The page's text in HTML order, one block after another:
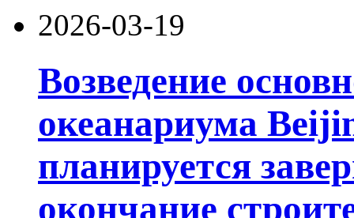
2026-03-19
Возведение
океанариума
планируется
окончание